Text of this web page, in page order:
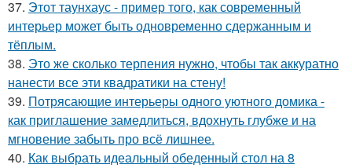
37. Этот таунхаус - пример того, как современный
интерьер может быть одновременно сдержанным и
тёплым.
38. Это же сколько терпения нужно, чтобы так аккуратно
нанести все эти квадратики на стену!
39. Потрясающие интерьеры одного уютного домика -
как приглашение замедлиться, вдохнуть глубже и на
мгновение забыть про всё лишнее.
40. Как выбрать идеальный обеденный стол на 8